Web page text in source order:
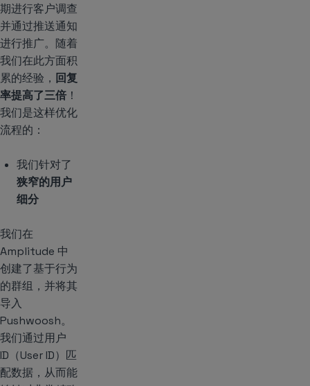
期进行客户调查
并通过推送通知
进行推广。随着
我们在此方面积
累的经验， 回复
率提高了三倍 ！
我们是这样优化
流程的：
我们针对了
狭窄的用户
细分
我们在
Amplitude 中
创建了基于行为
的群组，并将其
导入
Pushwoosh。
我们通过用户
ID（User ID）匹
配数据，从而能